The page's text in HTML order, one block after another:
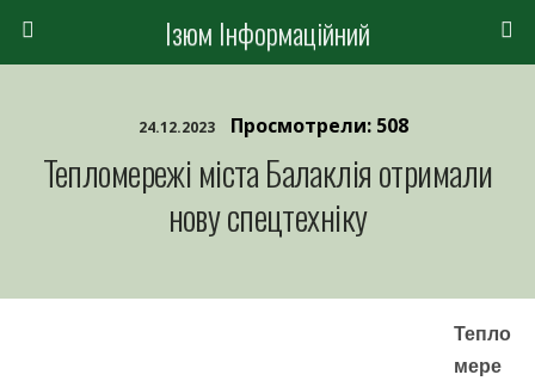
Ізюм Інформаційний
24.12.2023 Просмотрели: 508
Тепломережі міста Балаклія отримали
нову спецтехніку
Тепло
мере